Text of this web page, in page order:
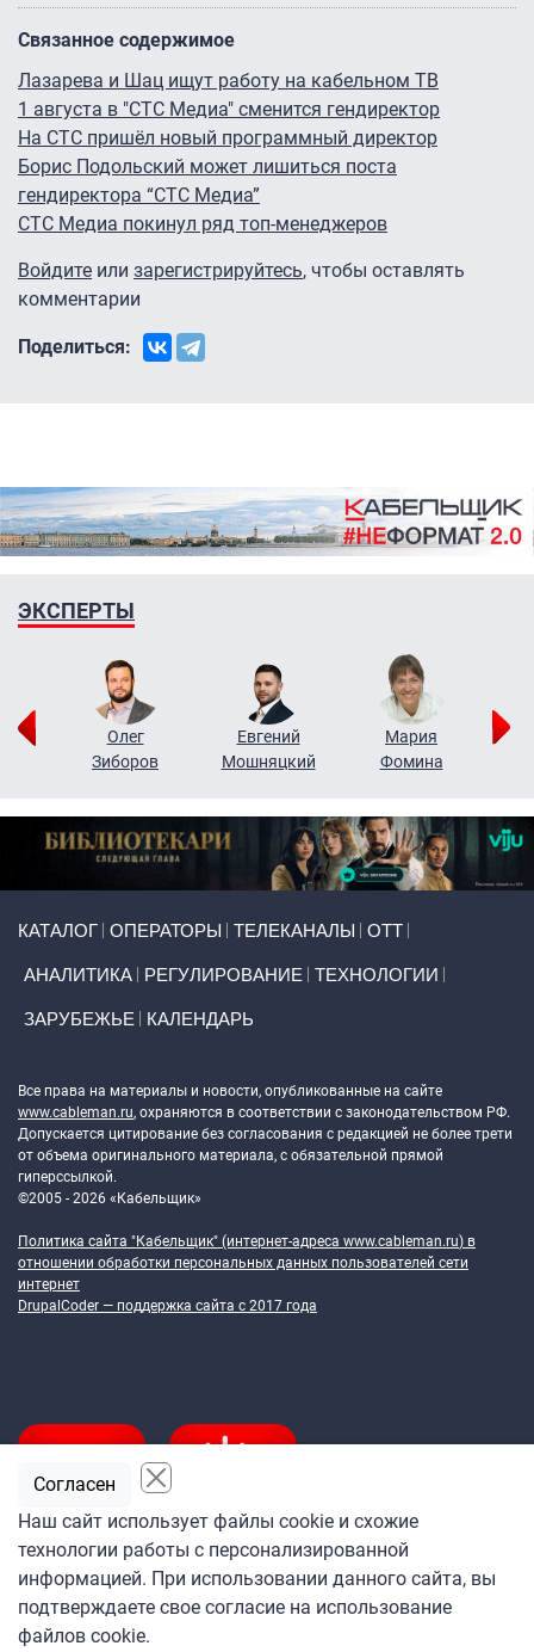
Связанное содержимое
Лазарева и Шац ищут работу на кабельном ТВ
1 августа в "СТС Медиа" сменится гендиректор
На СТС пришёл новый программный директор
Борис Подольский может лишиться поста
гендиректора “СТС Медиа”
СТС Медиа покинул ряд топ-менеджеров
Войдите или зарегистрируйтесь, чтобы оставлять
комментарии
Поделиться:
ЭКСПЕРТЫ
Олег
Зиборов
Евгений
Мошняцкий
Мария
Фомина
КАТАЛОГ ОПЕРАТОРЫ ТЕЛЕКАНАЛЫ ОТТ
АНАЛИТИКА РЕГУЛИРОВАНИЕ ТЕХНОЛОГИИ
ЗАРУБЕЖЬЕ КАЛЕНДАРЬ
Все права на материалы и новости, опубликованные на сайте
www.cableman.ru, охраняются в соответствии с законодательством РФ.
Допускается цитирование без согласования с редакцией не более трети
от объема оригинального материала, с обязательной прямой
гиперссылкой.
©2005 - 2026 «Кабельщик»
Политика сайта "Кабельщик" (интернет-адреса www.cableman.ru) в
отношении обработки персональных данных пользователей сети
интернет
DrupalCoder — поддержка сайта c 2017 года
Подпишитесь
на ежедневную рассылку
«Кабельщика»
Наш сайт использует файлы cookie и схожие
технологии работы с персонализированной
информацией. При использовании данного сайта, вы
подтверждаете свое согласие на использование
файлов cookie.
Согласен